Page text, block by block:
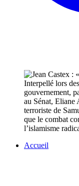
Interpellé lors
gouvernement,
au Sénat, Eliane
terroriste de
que le combat
l’islamisme
Accueil